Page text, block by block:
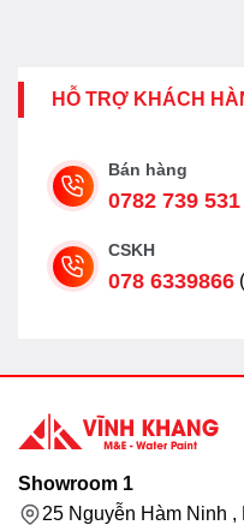
HỖ TRỢ KHÁCH
Bán hàng
0782 739 531
CSKH
078 6339866
Showroom 1
25 Nguyễn Hàm Ninh ,